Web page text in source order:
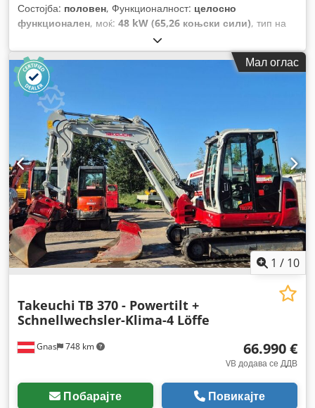
Состојба: половен, Функционалност: целосно
функционален, моќ: 48 kW (65,26 коњски сили), тип на
, празна тежина:
изградба:2010, работни часови:8.809 h, тип на погон:
Diesel, Мал оглас
1 / 10
Gnas 748 km
Takeuchi TB 370 - Powertilt +
Schnellwechsler-Klima-4 Löffe
66.990 €
VB додава се ДДВ
Побарајте Повикајте